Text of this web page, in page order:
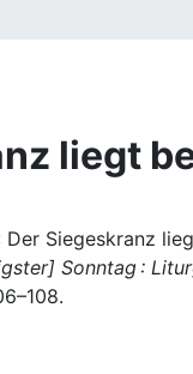
liegt
Der Siegeskranz
Sonntag :